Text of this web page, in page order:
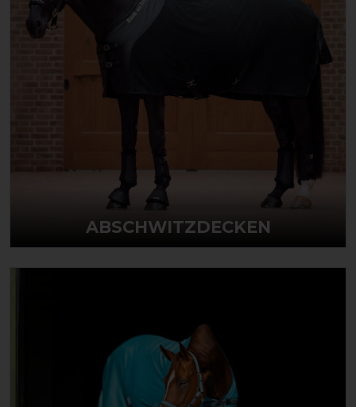
ABSCHWITZDECKEN